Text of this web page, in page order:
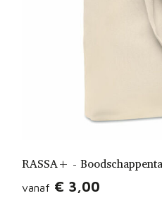
RASSA+ -
vanaf € 3,00